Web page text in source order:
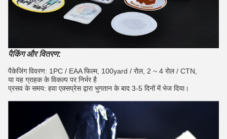
पैकिंग और वितरण:
पैकेजिंग विवरण: 1PC / EAA फिल्म, 100yard / रोल, 2 ~ 4 रोल / CTN,
या यह ग्राहक के विकल्प पर निर्भर है
प्रसव के समय: हवा एक्सप्रेस द्वारा भुगतान के बाद 3-5 दिनों में भेज दिया।